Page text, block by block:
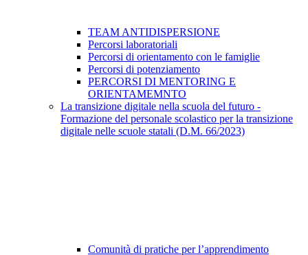
TEAM ANTIDISPERSIONE
Percorsi laboratoriali
Percorsi di orientamento con le famiglie
Percorsi di potenziamento
PERCORSI DI MENTORING E
ORIENTAMEMNTO
La transizione digitale nella scuola del futuro -
Formazione del personale scolastico per la transizione
digitale nelle scuole statali (D.M. 66/2023)
Comunità di pratiche per l’apprendimento